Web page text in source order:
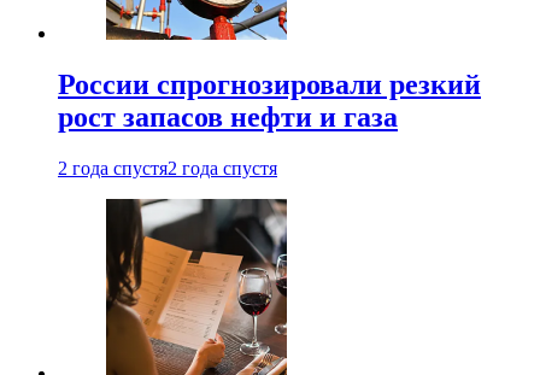
России спрогнозировали резкий
рост запасов нефти и газа
2 года спустя2 года спустя